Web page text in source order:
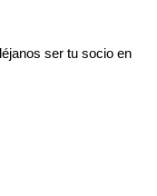
ser tu socio en